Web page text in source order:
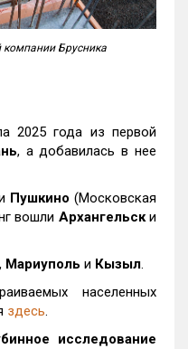
компании Брусника
2025 года из первой
, а добавилась в нее
Пушкино (Московская
вошли Архангельски
, Мариуполь и Кызыл.
населенных
здесь.
исследование